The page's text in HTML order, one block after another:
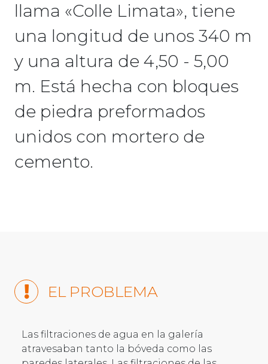
llama «Colle Limata», tiene
una longitud de unos 340 m
y una altura de 4,50 - 5,00
m. Está hecha con bloques
de piedra preformados
unidos con mortero de
cemento.
EL PROBLEMA
Las filtraciones de agua en la galería
atravesaban tanto la bóveda como las